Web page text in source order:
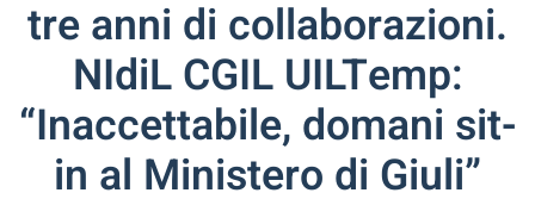
tre anni di collaborazioni.
NIdiL CGIL UILTemp:
“Inaccettabile, domani sit-
in al Ministero di Giuli”